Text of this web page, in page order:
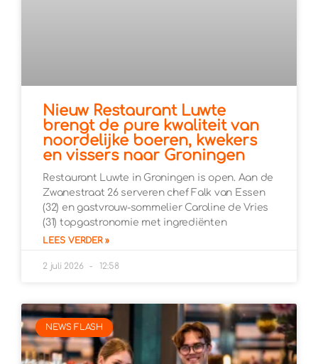
Nieuw Restaurant Luwte
brengt de pure kwaliteit van
noordelijke boeren, kwekers
en vissers naar Groningen
Restaurant Luwte in Groningen is open. Aan de
Zwanestraat 26 serveren chef Falk van Essen
(32) en gastvrouw-sommelier Caroline de Vries
(31) topgastronomie met ingrediënten
LEES VERDER »
2 juli 2026 12:58
NEWS FLASH